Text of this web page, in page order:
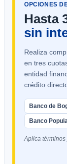
OPCIONES
Hasta
sin
Realiza
en tres
entidad
crédito
Banco de
Banco
Aplica